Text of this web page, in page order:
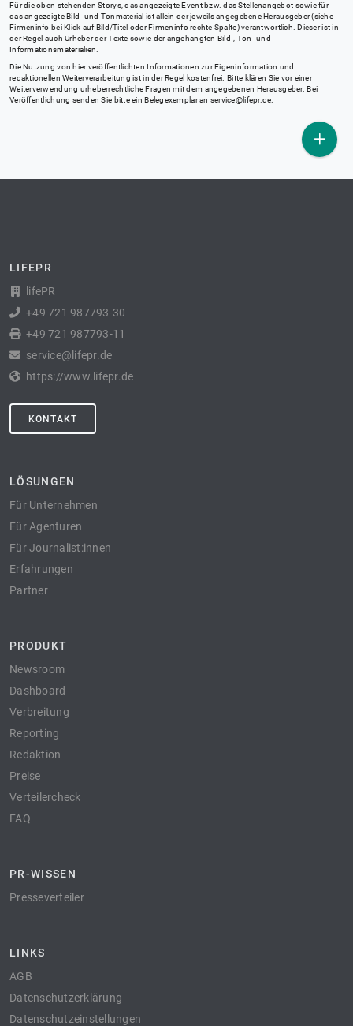
Für die oben stehenden Storys, das angezeigte Event bzw. das Stellenangebot sowie für
das angezeigte Bild- und Tonmaterial ist allein der jeweils angegebene Herausgeber (siehe
Firmeninfo bei Klick auf Bild/Titel oder Firmeninfo rechte Spalte) verantwortlich. Dieser ist in
der Regel auch Urheber der Texte sowie der angehängten Bild-, Ton- und
Informationsmaterialien.
Die Nutzung von hier veröffentlichten Informationen zur Eigeninformation und
redaktionellen Weiterverarbeitung ist in der Regel kostenfrei. Bitte klären Sie vor einer
Weiterverwendung urheberrechtliche Fragen mit dem angegebenen Herausgeber. Bei
Veröffentlichung senden Sie bitte ein Belegexemplar an service@lifepr.de
LIFEPR
lifePR
+49 721 987793-30
+49 721 987793-11
service@lifepr.de
https://www.lifepr.de
KONTAKT
LÖSUNGEN
Für Unternehmen
Für Agenturen
Für Journalist:innen
Erfahrungen
Partner
PRODUKT
Newsroom
Dashboard
Verbreitung
Reporting
Redaktion
Preise
Verteilercheck
FAQ
PR-WISSEN
Presseverteiler
LINKS
AGB
Datenschutzerklärung
Datenschutzeinstellungen